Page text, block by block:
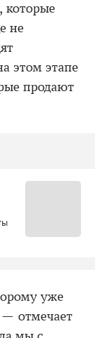
которые
не
этом этапе
продают
уже
— отмечает